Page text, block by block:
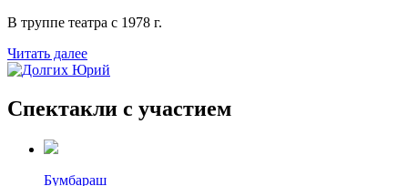
В труппе театра с 1978 г.
Читать далее
Спектакли с участием
Бумбараш